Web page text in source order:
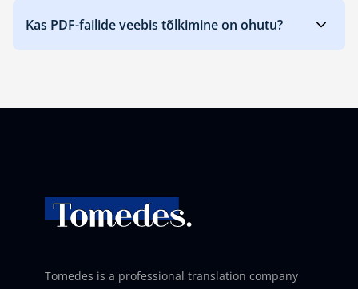
Kas PDF-failide veebis tõlkimine on ohutu?
Tomedes is a professional translation company